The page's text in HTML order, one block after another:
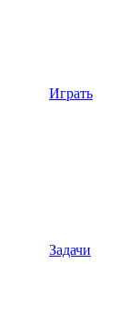
Играть
Задачи